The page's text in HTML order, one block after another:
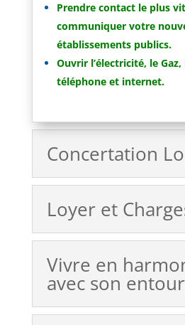
Prendre contact le plus
communiquer votre
établissements publics.
Ouvrir l’électricité, le Gaz,
téléphone et internet.
Concertation
Loyer et
Vivre en
avec son